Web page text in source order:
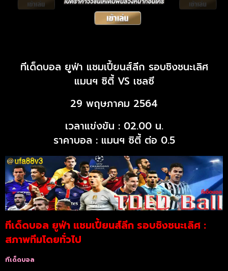
ทีเด็ดบอล ยูฟ่า แชมเปี้ยนส์ลีก รอบชิงชนะเลิศ
แมนฯ ซิตี้ VS เชลซี
29 พฤษภาคม 2564
เวลาแข่งขัน : 02.00 น.
ราคาบอล : แมนฯ ซิตี้ ต่อ 0.5
ทีเด็ดบอล ยูฟ่า แชมเปี้ยนส์ลีก รอบชิงชนะเลิศ :
สภาพทีมโดยทั่วไป
ทีเด็ดบอล